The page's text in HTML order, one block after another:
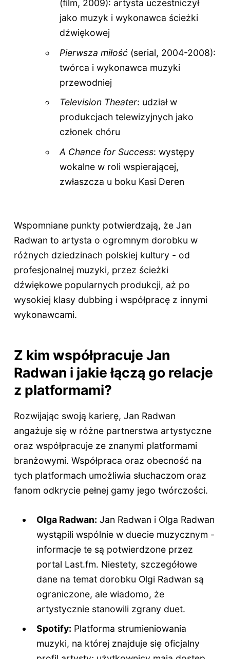
(film, 2009): artysta uczestniczył
jako muzyk i wykonawca ścieżki
dźwiękowej
Pierwsza miłość (serial, 2004-2008):
twórca i wykonawca muzyki
przewodniej
Television Theater: udział w
produkcjach telewizyjnych jako
członek chóru
A Chance for Success: występy
wokalne w roli wspierającej,
zwłaszcza u boku Kasi Deren
Wspomniane punkty potwierdzają, że Jan
Radwan to artysta o ogromnym dorobku w
różnych dziedzinach polskiej kultury - od
profesjonalnej muzyki, przez ścieżki
dźwiękowe popularnych produkcji, aż po
wysokiej klasy dubbing i współpracę z innymi
wykonawcami.
Z kim współpracuje Jan
Radwan i jakie łączą go relacje
z platformami?
Rozwijając swoją karierę, Jan Radwan
angażuje się w różne partnerstwa artystyczne
oraz współpracuje ze znanymi platformami
branżowymi. Współpraca oraz obecność na
tych platformach umożliwia słuchaczom oraz
fanom odkrycie pełnej gamy jego twórczości.
Olga Radwan: Jan Radwan i Olga Radwan
wystąpili wspólnie w duecie muzycznym -
informacje te są potwierdzone przez
portal Last.fm. Niestety, szczegółowe
dane na temat dorobku Olgi Radwan są
ograniczone, ale wiadomo, że
artystycznie stanowili zgrany duet.
Spotify: Platforma strumieniowania
muzyki, na której znajduje się oficjalny